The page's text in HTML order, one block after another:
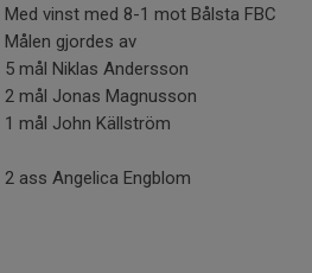
Med vinst med 8-1 mot Bålsta FBC
Målen gjordes av
5 mål Niklas Andersson
2 mål Jonas Magnusson
1 mål John Källström
2 ass Angelica Engblom